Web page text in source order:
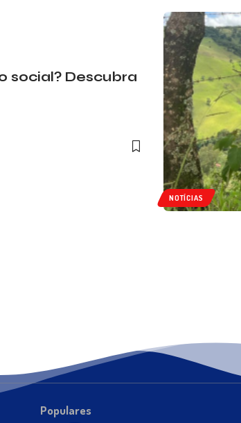
NOTÍCIAS
social? Descubra
Populares